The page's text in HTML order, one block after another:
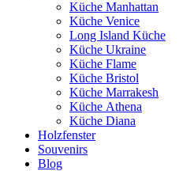
Küche Manhattan
Küche Venice
Long Island Küche
Küche Ukraine
Küche Flame
Küche Bristol
Küche Marrakesh
Küche Athena
Küche Diana
Holzfenster
Souvenirs
Blog